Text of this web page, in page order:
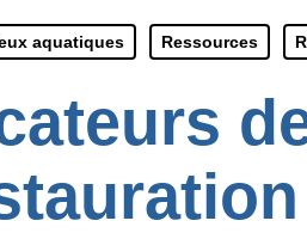
aquatiques Ressources